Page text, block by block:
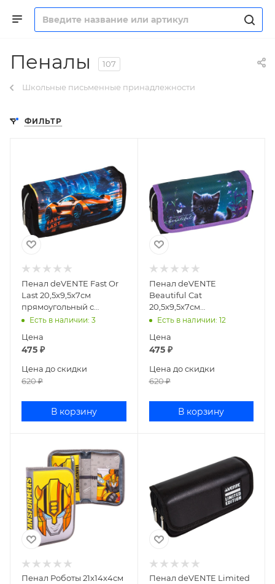
Пеналы 107
Школьные письменные принадлежности
ФИЛЬТР
Пенал deVENTE Fast Or
Last 20,5x9,5x7см
прямоугольный с
карманом текстиль
Есть в наличии: 3
Цена
475 ₽
Цена до скидки
620₽
В корзину
Пенал deVENTE
Beautiful Cat
20,5x9,5x7см
прямоугольный с
7020500
Есть в наличии: 12
Цена
475₽
Цена до скидки
620₽
В корзину
Пенал Роботы 21x14х4см
Пенал deVENTE Limited